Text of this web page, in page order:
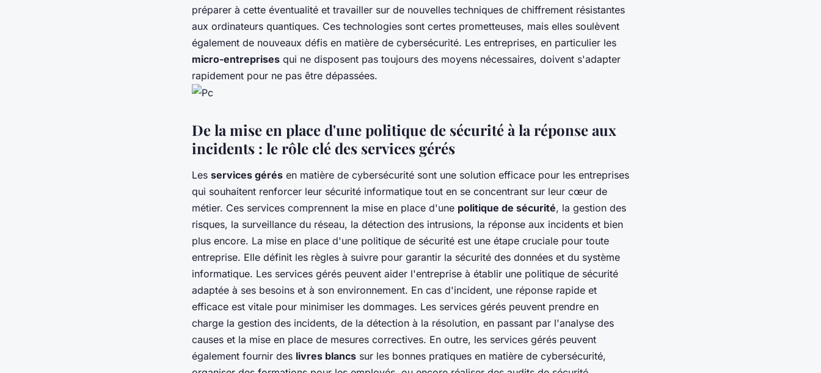
préparer à cette éventualité et travailler sur de nouvelles techniques de chiffrement résistantes
aux ordinateurs quantiques. Ces technologies sont certes prometteuses, mais elles soulèvent
également de nouveaux défis en matière de cybersécurité. Les entreprises, en particulier les
micro-entreprises qui ne disposent pas toujours des moyens nécessaires, doivent s'adapter
rapidement pour ne pas être dépassées.
De la mise en place d'une politique de sécurité à la réponse aux
incidents : le rôle clé des services gérés
Les services gérés en matière de cybersécurité sont une solution efficace pour les entreprises
qui souhaitent renforcer leur sécurité informatique tout en se concentrant sur leur cœur de
métier. Ces services comprennent la mise en place d'une politique de sécurité, la gestion des
risques, la surveillance du réseau, la détection des intrusions, la réponse aux incidents et bien
plus encore. La mise en place d'une politique de sécurité est une étape cruciale pour toute
entreprise. Elle définit les règles à suivre pour garantir la sécurité des données et du système
informatique. Les services gérés peuvent aider l'entreprise à établir une politique de sécurité
adaptée à ses besoins et à son environnement. En cas d'incident, une réponse rapide et
efficace est vitale pour minimiser les dommages. Les services gérés peuvent prendre en
charge la gestion des incidents, de la détection à la résolution, en passant par l'analyse des
causes et la mise en place de mesures correctives. En outre, les services gérés peuvent
également fournir des livres blancs sur les bonnes pratiques en matière de cybersécurité,